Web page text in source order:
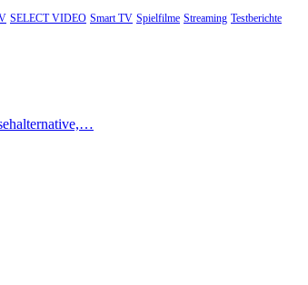
SELECT VIDEO Smart TV Spielfilme Streaming Testberichte